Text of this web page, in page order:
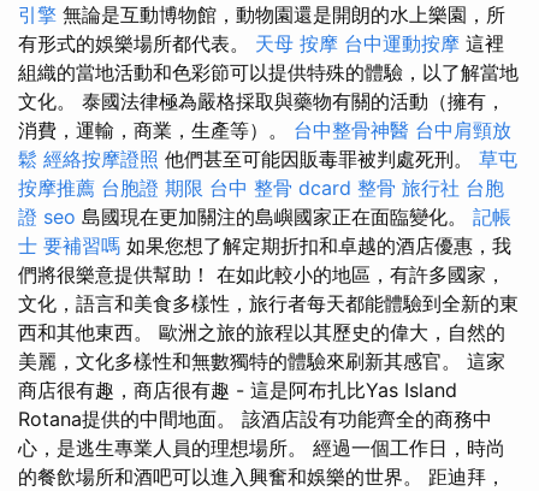
引擎 無論是互動博物館，動物園還是開朗的水上樂園，所
有形式的娛樂場所都代表。 天母 按摩 台中運動按摩 這裡
組織的當地活動和色彩節可以提供特殊的體驗，以了解當地
文化。 泰國法律極為嚴格採取與藥物有關的活動（擁有，
消費，運輸，商業，生產等）。 台中整骨神醫 台中肩頸放
鬆 經絡按摩證照 他們甚至可能因販毒罪被判處死刑。 草屯
按摩推薦 台胞證 期限 台中 整骨 dcard 整骨 旅行社 台胞
證 seo 島國現在更加關注的島嶼國家正在面臨變化。 記帳
士 要補習嗎 如果您想了解定期折扣和卓越的酒店優惠，我
們將很樂意提供幫助！ 在如此較小的地區，有許多國家，
文化，語言和美食多樣性，旅行者每天都能體驗到全新的東
西和其他東西。 歐洲之旅的旅程以其歷史的偉大，自然的
美麗，文化多樣性和無數獨特的體驗來刷新其感官。 這家
商店很有趣，商店很有趣 - 這是阿布扎比Yas Island
Rotana提供的中間地面。 該酒店設有功能齊全的商務中
心，是逃生專業人員的理想場所。 經過一個工作日，時尚
的餐飲場所和酒吧可以進入興奮和娛樂的世界。 距迪拜，